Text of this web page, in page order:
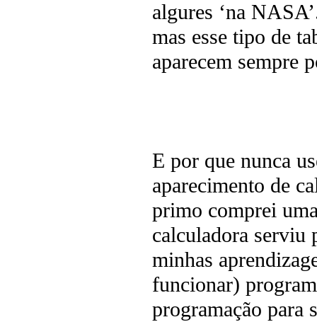
algures ‘na
mas esse tipo de
aparecem sempre
E por que nunca
aparecimento de
primo comprei
calculadora serviu
minhas
funcionar)
programação para